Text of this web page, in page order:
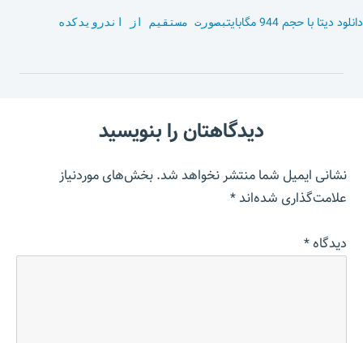
دانلود دیتا با حجم 944 مگابایت بصورت مستقیم از اندرویدکده
دیدگاهتان را بنویسید
نشانی ایمیل شما منتشر نخواهد شد.بخش‌های موردنیاز
علامت‌گذاری شده‌اند*
دیدگاه*